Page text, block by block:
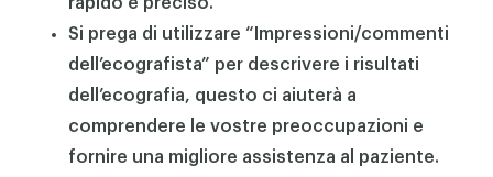
Si prega di utilizzare “Impressioni/commenti
dell’ecografista” per descrivere i risultati
dell’ecografia, questo ci aiuterà a
comprendere le vostre preoccupazioni e
fornire una migliore assistenza al paziente.